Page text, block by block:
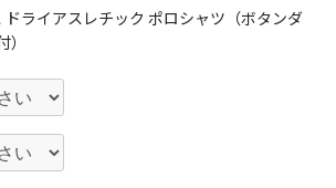
ライアスレチック ポロシャツ（ボタンダ